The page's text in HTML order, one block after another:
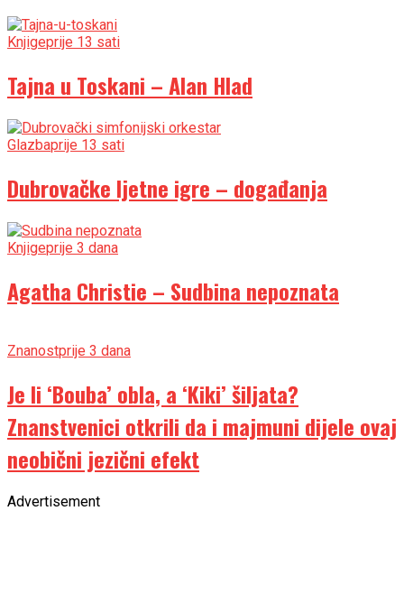
Knjigeprije 13 sati
Tajna u Toskani – Alan Hlad
Glazbaprije 13 sati
Dubrovačke ljetne igre – događanja
Knjigeprije 3 dana
Agatha Christie – Sudbina nepoznata
Znanostprije 3 dana
Je li ‘Bouba’ obla, a ‘Kiki’ šiljata?
Znanstvenici otkrili da i majmuni dijele ovaj
neobični jezični efekt
Advertisement